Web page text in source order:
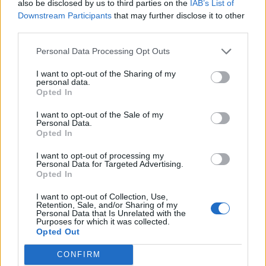
also be disclosed by us to third parties on the IAB’s List of
Downstream Participants that may further disclose it to other
Personal Data Processing Opt Outs
I want to opt-out of the Sharing of my
personal data.
Opted In
I want to opt-out of the Sale of my
Personal Data.
Opted In
I want to opt-out of processing my
Personal Data for Targeted Advertising.
Opted In
I want to opt-out of Collection, Use,
Retention, Sale, and/or Sharing of my
Personal Data that Is Unrelated with the
Purposes for which it was collected.
Opted Out
CONFIRM
κάποια συγκεκριμένη
χώρα η αμυντική
συμφωνία με Πακιστάν
και Σαουδική Αραβία»
Αιγαίο από
8 παραβάσεις